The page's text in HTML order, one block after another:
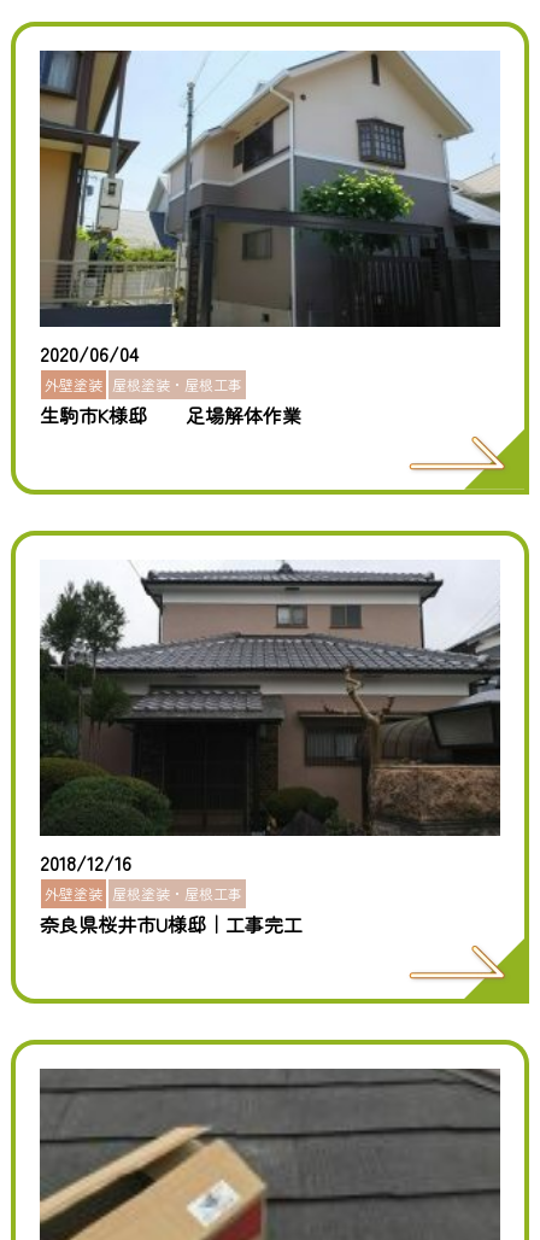
2020/06/04
外壁塗装 屋根塗装・屋根工事
生駒市K様邸 足場解体作業
2018/12/16
外壁塗装 屋根塗装・屋根工事
奈良県桜井市U様邸｜工事完工